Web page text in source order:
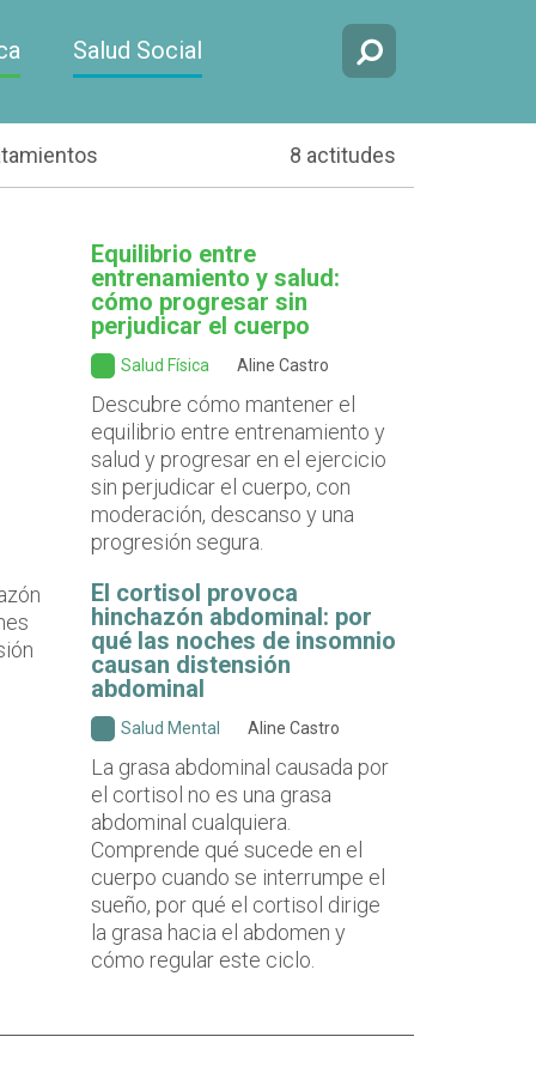
Salud Social
8 actitudes
Equilibrio entre
entrenamiento y salud:
cómo progresar sin
perjudicar el cuerpo
Salud Física Aline Castro
Descubre cómo mantener el
equilibrio entre entrenamiento y
salud y progresar en el ejercicio
sin perjudicar el cuerpo, con
moderación, descanso y una
progresión segura.
El cortisol provoca
hinchazón abdominal: por
qué las noches de insomnio
causan distensión
abdominal
Salud Mental Aline Castro
La grasa abdominal causada por
el cortisol no es una grasa
abdominal cualquiera.
Comprende qué sucede en el
cuerpo cuando se interrumpe el
sueño, por qué el cortisol dirige
la grasa hacia el abdomen y
cómo regular este ciclo.